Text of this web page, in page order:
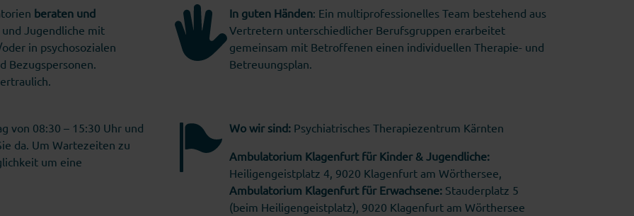
beraten und
Jugendliche mit
in psychosozialen
Bezugspersonen.
In guten Händen: Ein multiprofessionelles Team bestehend aus
Vertretern unterschiedlicher Berufsgruppen erarbeitet
gemeinsam mit Betroffenen einen individuellen Therapie- und
Betreuungsplan.
von 08:30 – 15:30 Uhr und
da. Um Wartezeiten zu
um eine
Wo wir sind: Psychiatrisches Therapiezentrum Kärnten
Ambulatorium Klagenfurt für Kinder & Jugendliche:
Heiligengeistplatz 4, 9020 Klagenfurt am Wörthersee,
Ambulatorium Klagenfurt für Erwachsene: Stauderplatz 5
(beim Heiligengeistplatz), 9020 Klagenfurt am Wörthersee